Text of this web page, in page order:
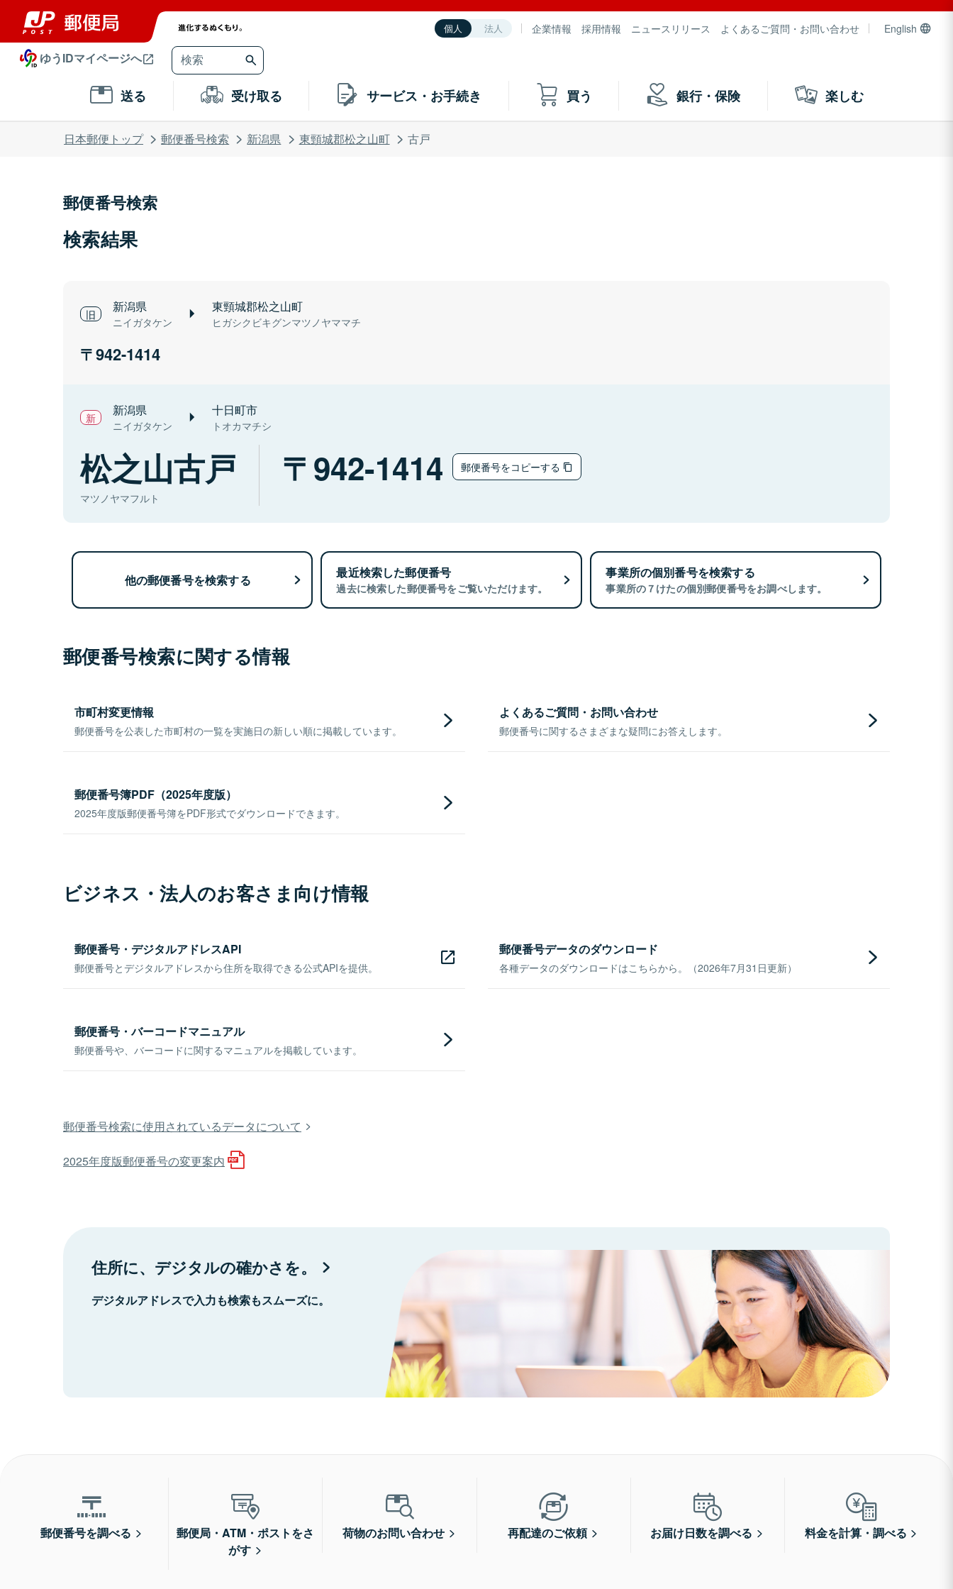
個人 法人 企業情報 採用情報 ニュースリリース よくあるご質問・お問い合わせ English
ゆうIDマイページへ
送る 受け取る サービス・お手続き 買う 銀行・保険 楽しむ
日本郵便トップ 郵便番号検索 新潟県 東頸城郡松之山町 古戸
郵便番号検索
検索結果
新潟県
ニイガタケン
東頸城郡松之山町
ヒガシクビキグンマツノヤママチ
942-1414
新潟県
ニイガタケン
十日町市
トオカマチシ
松之山古戸
マツノヤマフルト
942-1414 郵便番号をコピーする
他の郵便番号を検索する 最近検索した郵便番号
過去に検索した郵便番号をご覧いただけます。
事業所の個別番号を検索する
事業所の７けたの個別郵便番号をお調べします。
郵便番号検索に関する情報
市町村変更情報
郵便番号を公表した市町村の一覧を実施日の新しい順に掲載しています。
よくあるご質問・お問い合わせ
郵便番号に関するさまざまな疑問にお答えします。
郵便番号簿PDF（2025年度版）
2025年度版郵便番号簿をPDF形式でダウンロードできます。
ビジネス・法人のお客さま向け情報
郵便番号・デジタルアドレスAPI
郵便番号とデジタルアドレスから住所を取得できる公式APIを提供。
郵便番号データのダウンロード
各種データのダウンロードはこちらから。（2026年7月31日更新）
郵便番号・バーコードマニュアル
郵便番号や、バーコードに関するマニュアルを掲載しています。
郵便番号検索に使用されているデータについて
2025年度版郵便番号の変更案内
住所に、デジタルの確かさを。
デジタルアドレスで入力も検索もスムーズに。
郵便番号を調べる
郵便局・ATM・ポストをさ
がす
荷物のお問い合わせ 再配達のご依頼 お届け日数を調べる 料金を計算・調べる